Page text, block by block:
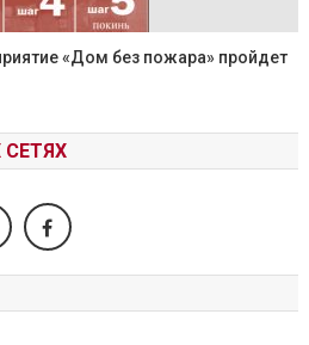
«Дом без пожара» пройдет